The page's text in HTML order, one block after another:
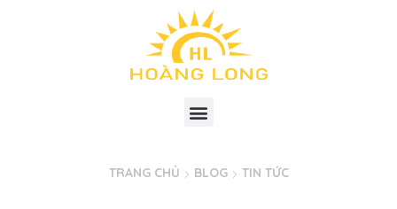
TRANG CHỦ BLOG TIN TỨC